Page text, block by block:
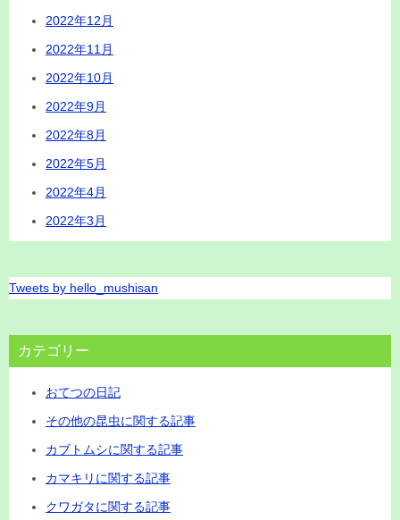
2022年12月
2022年11月
2022年10月
2022年9月
2022年8月
2022年5月
2022年4月
2022年3月
Tweets by hello_mushisan
カテゴリー
おてつの日記
その他の昆虫に関する記事
カブトムシに関する記事
カマキリに関する記事
クワガタに関する記事